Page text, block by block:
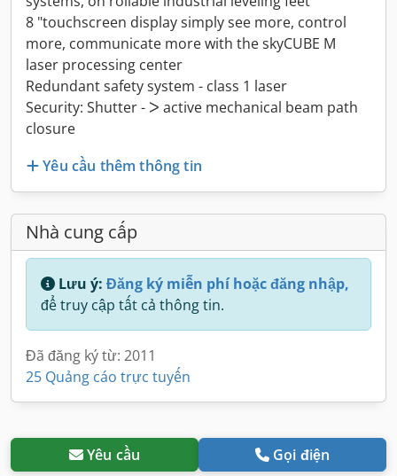
8 "touchscreen display simply see more, control
more, communicate more with the skyCUBE M
laser processing center
Redundant safety system - class 1 laser
Security: Shutter - ᐳ active mechanical beam path
closure
Yêu cầu thêm thông tin
Nhà cung cấp
Lưu ý: Đăng ký miễn phí hoặc đăng nhập,
để truy cập tất cả thông tin.
Đã đăng ký từ: 2011
25 Quảng cáo trực tuyến
Yêu cầu Gọi điện